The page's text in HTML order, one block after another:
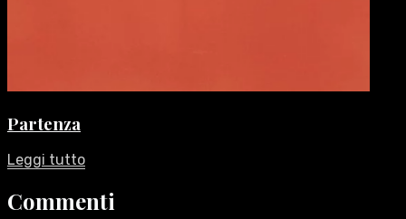
Partenza
Leggi tutto
Commenti